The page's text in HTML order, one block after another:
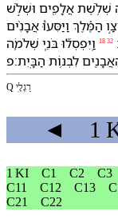
שְׁלֹ֥שֶׁת אֲלָפִ֖ים וּ⁠שְׁלֹ֣שׁ
הַ⁠מֶּ֡לֶךְ וַ⁠יַּסִּעוּ֩ אֲבָנִ֨ים
18 32
וַֽ⁠יִּפְסְל֞וּ בֹּנֵ֧י שְׁלֹמֹ֛ה
לִ⁠בְנ֥וֹת הַ⁠בָּֽיִת׃פ
Q רַגְלָֽי
◄ 1
1 KI C1 C2 C3
C11
C12 C13
C21
C22